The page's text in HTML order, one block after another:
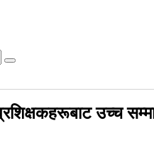
उच्च